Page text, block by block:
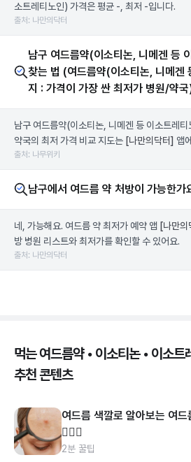
소트레티노인) 가격은 평균 -, 최저 -입니다.
출처: 나만의닥터
남구 여드름약(이소티논, 니메겐 등
찾는 법 (여드름약(이소티논, 니메겐
지 : 가격이 가장 싼 최저가 병원/약
남구 여드름약(이소티논, 니메겐 등 이소트레
약국의 최저 가격 비교 지도는 [나만의닥터] 앱
출처: 나무위키
남구에서 여드름 약 처방이 가능한가
네, 가능해요. 여드름 약 최저가 예약 앱 [나만의
방 병원 리스트와 최저가를 확인할 수 있어요.
출처: 나만의닥터
먹는 여드름약 • 이소티논 • 이소트
추천 콘텐츠
여드름 색깔로 알아보는 여
👩🏻‍⚕️
2분 꿀팁